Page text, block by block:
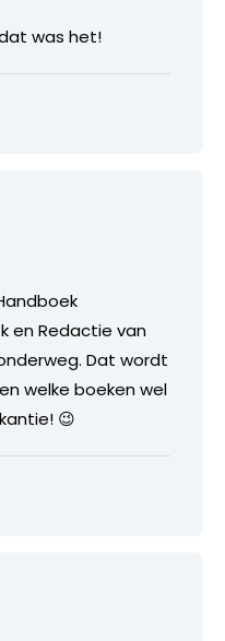
was het!
en Redactie van
Dat wordt
welke boeken wel
😉